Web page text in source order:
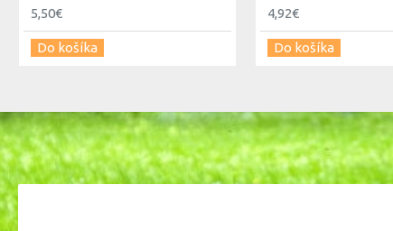
5,50€
Do košíka
4,92€
Do košíka